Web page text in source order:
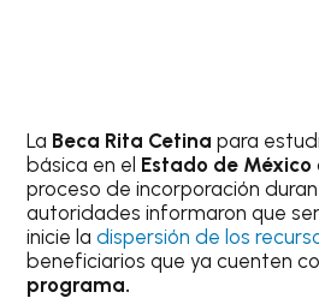
La Beca Rita Cetina para
básica en el Estado de México
proceso de incorporación
autoridades informaron que
inicie ladispersión de los
beneficiarios que ya cuenten
programa.